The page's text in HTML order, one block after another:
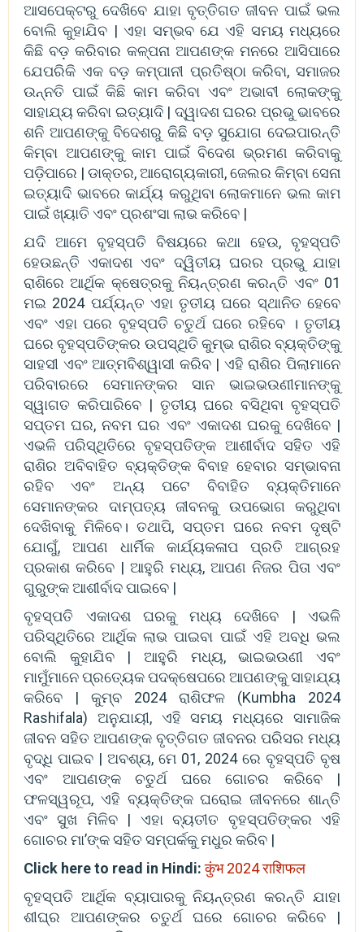
ଆସପେକ୍ଟରୁ ଦେଖିବେ ଯାହା ବୃତ୍ତିଗତ ଜୀବନ ପାଇଁ ଭଲ
ବୋଲି କୁହାଯିବ | ଏହା ସମ୍ଭବ ଯେ ଏହି ସମୟ ମଧ୍ୟରେ
କିଛି ବଡ଼ କରିବାର କଳ୍ପନା ଆପଣଙ୍କ ମନରେ ଆସିପାରେ
ଯେପରିକି ଏକ ବଡ଼ କମ୍ପାନୀ ପ୍ରତିଷ୍ଠା କରିବା, ସମାଜର
ଉନ୍ନତି ପାଇଁ କିଛି କାମ କରିବା ଏବଂ ଅଭାବୀ ଲୋକଙ୍କୁ
ସାହାଯ୍ୟ କରିବା ଇତ୍ୟାଦି | ଦ୍ୱାଦଶ ଘରର ପ୍ରଭୁ ଭାବରେ
ଶନି ଆପଣଙ୍କୁ ବିଦେଶରୁ କିଛି ବଡ଼ ସୁଯୋଗ ଦେଇପାରନ୍ତି
କିମ୍ବା ଆପଣଙ୍କୁ କାମ ପାଇଁ ବିଦେଶ ଭ୍ରମଣ କରିବାକୁ
ପଡ଼ିପାରେ | ଡାକ୍ତର, ଆରୋଗ୍ୟକାରୀ, ଜେଲର କିମ୍ବା ସେନା
ଇତ୍ୟାଦି ଭାବରେ କାର୍ଯ୍ୟ କରୁଥିବା ଲୋକମାନେ ଭଲ କାମ
ପାଇଁ ଖ୍ୟାତି ଏବଂ ପ୍ରଶଂସା ଲାଭ କରିବେ |
ଯଦି ଆମେ ବୃହସ୍ପତି ବିଷୟରେ କଥା ହେଉ, ବୃହସ୍ପତି
ହେଉଛନ୍ତି ଏକାଦଶ ଏବଂ ଦ୍ୱିତୀୟ ଘରର ପ୍ରଭୁ ଯାହା
ରାଶିରେ ଆର୍ଥିକ କ୍ଷେତ୍ରକୁ ନିୟନ୍ତ୍ରଣ କରନ୍ତି ଏବଂ 01
ମଇ 2024 ପର୍ଯ୍ୟନ୍ତ ଏହା ତୃତୀୟ ଘରେ ସ୍ଥାନିତ ହେବେ
ଏବଂ ଏହା ପରେ ବୃହସ୍ପତି ଚତୁର୍ଥ ଘରେ ରହିବେ । ତୃତୀୟ
ଘରେ ବୃହସ୍ପତିଙ୍କର ଉପସ୍ଥିତି କୁମ୍ଭ ରାଶିର ବ୍ୟକ୍ତିଙ୍କୁ
ସାହସୀ ଏବଂ ଆତ୍ମବିଶ୍ୱାସୀ କରିବ | ଏହି ରାଶିର ପିଲାମାନେ
ପରିବାରରେ ସେମାନଙ୍କର ସାନ ଭାଇଭଉଣୀମାନଙ୍କୁ
ସ୍ୱାଗତ କରିପାରିବେ | ତୃତୀୟ ଘରେ ବସିଥିବା ବୃହସ୍ପତି
ସପ୍ତମ ଘର, ନବମ ଘର ଏବଂ ଏକାଦଶ ଘରକୁ ଦେଖିବେ |
ଏଭଳି ପରିସ୍ଥିତିରେ ବୃହସ୍ପତିଙ୍କ ଆଶୀର୍ବାଦ ସହିତ ଏହି
ରାଶିର ଅବିବାହିତ ବ୍ୟକ୍ତିଙ୍କ ବିବାହ ହେବାର ସମ୍ଭାବନା
ରହିବ ଏବଂ ଅନ୍ୟ ପଟେ ବିବାହିତ ବ୍ୟକ୍ତିମାନେ
ସେମାନଙ୍କର ଦାମ୍ପତ୍ୟ ଜୀବନକୁ ଉପଭୋଗ କରୁଥିବା
ଦେଖିବାକୁ ମିଳିବେ। ତଥାପି, ସପ୍ତମ ଘରେ ନବମ ଦୃଷ୍ଟି
ଯୋଗୁଁ, ଆପଣ ଧାର୍ମିକ କାର୍ଯ୍ୟକଳାପ ପ୍ରତି ଆଗ୍ରହ
ପ୍ରକାଶ କରିବେ | ଆହୁରି ମଧ୍ୟ, ଆପଣ ନିଜର ପିତା ଏବଂ
ଗୁରୁଙ୍କ ଆଶୀର୍ବାଦ ପାଇବେ |
ବୃହସ୍ପତି ଏକାଦଶ ଘରକୁ ମଧ୍ୟ ଦେଖିବେ | ଏଭଳି
ପରିସ୍ଥିତିରେ ଆର୍ଥିକ ଲାଭ ପାଇବା ପାଇଁ ଏହି ଅବଧି ଭଲ
ବୋଲି କୁହାଯିବ | ଆହୁରି ମଧ୍ୟ, ଭାଇଭଉଣୀ ଏବଂ
ମାମୁଁମାନେ ପ୍ରତ୍ୟେକ ପଦକ୍ଷେପରେ ଆପଣଙ୍କୁ ସାହାଯ୍ୟ
କରିବେ | କୁମ୍ବ 2024 ରାଶିଫଳ (Kumbha 2024
Rashifala) ଅନୁଯାୟୀ, ଏହି ସମୟ ମଧ୍ୟରେ ସାମାଜିକ
ଜୀବନ ସହିତ ଆପଣଙ୍କ ବୃତ୍ତିଗତ ଜୀବନର ପରିସର ମଧ୍ୟ
ବୃଦ୍ଧି ପାଇବ | ଅବଶ୍ୟ, ମେ 01, 2024 ରେ ବୃହସ୍ପତି ବୃଷ
ଏବଂ ଆପଣଙ୍କ ଚତୁର୍ଥ ଘରେ ଗୋଚର କରିବେ |
ଫଳସ୍ୱରୂପ, ଏହି ବ୍ୟକ୍ତିଙ୍କ ଘରୋଇ ଜୀବନରେ ଶାନ୍ତି
ଏବଂ ସୁଖ ମିଳିବ | ଏହା ବ୍ୟତୀତ ବୃହସ୍ପତିଙ୍କର ଏହି
ଗୋଚର ମା’ଙ୍କ ସହିତ ସମ୍ପର୍କକୁ ମଧୁର କରିବ |
Click here to read in Hindi:कुंभ 2024 राशिफल
ବୃହସ୍ପତି ଆର୍ଥିକ ବ୍ୟାପାରକୁ ନିୟନ୍ତ୍ରଣ କରନ୍ତି ଯାହା
ଶୀଘ୍ର ଆପଣଙ୍କର ଚତୁର୍ଥ ଘରେ ଗୋଚର କରିବେ |